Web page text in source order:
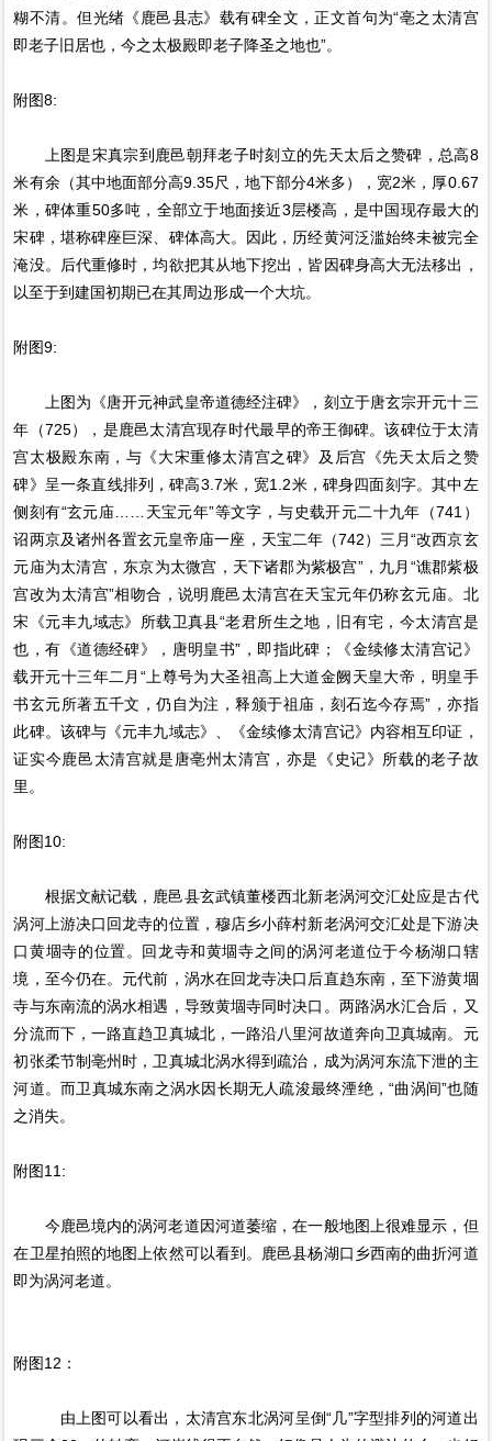
糊不清。但光绪《鹿邑县志》载有碑全文，正文首句为“亳之太清宫
即老子旧居也，今之太极殿即老子降圣之地也”。
附图8:
上图是宋真宗到鹿邑朝拜老子时刻立的先天太后之赞碑，总高8
米有余（其中地面部分高9.35尺，地下部分4米多），宽2米，厚0.67
米，碑体重50多吨，全部立于地面接近3层楼高，是中国现存最大的
宋碑，堪称碑座巨深、碑体高大。因此，历经黄河泛滥始终未被完全
淹没。后代重修时，均欲把其从地下挖出，皆因碑身高大无法移出，
以至于到建国初期已在其周边形成一个大坑。
附图9:
上图为《唐开元神武皇帝道德经注碑》，刻立于唐玄宗开元十三
年（725），是鹿邑太清宫现存时代最早的帝王御碑。该碑位于太清
宫太极殿东南，与《大宋重修太清宫之碑》及后宫《先天太后之赞
碑》呈一条直线排列，碑高3.7米，宽1.2米，碑身四面刻字。其中左
侧刻有“玄元庙……天宝元年”等文字，与史载开元二十九年（741）
诏两京及诸州各置玄元皇帝庙一座，天宝二年（742）三月“改西京玄
元庙为太清宫，东京为太微宫，天下诸郡为紫极宫”，九月“谯郡紫极
宫改为太清宫”相吻合，说明鹿邑太清宫在天宝元年仍称玄元庙。北
宋《元丰九域志》所载卫真县“老君所生之地，旧有宅，今太清宫是
也，有《道德经碑》，唐明皇书”，即指此碑；《金续修太清宫记》
载开元十三年二月“上尊号为大圣祖高上大道金阙天皇大帝，明皇手
书玄元所著五千文，仍自为注，释颁于祖庙，刻石迄今存焉”，亦指
此碑。该碑与《元丰九域志》、《金续修太清宫记》内容相互印证，
证实今鹿邑太清宫就是唐亳州太清宫，亦是《史记》所载的老子故
里。
附图10:
根据文献记载，鹿邑县玄武镇董楼西北新老涡河交汇处应是古代
涡河上游决口回龙寺的位置，穆店乡小薛村新老涡河交汇处是下游决
口黄堌寺的位置。回龙寺和黄堌寺之间的涡河老道位于今杨湖口辖
境，至今仍在。元代前，涡水在回龙寺决口后直趋东南，至下游黄堌
寺与东南流的涡水相遇，导致黄堌寺同时决口。两路涡水汇合后，又
分流而下，一路直趋卫真城北，一路沿八里河故道奔向卫真城南。元
初张柔节制亳州时，卫真城北涡水得到疏治，成为涡河东流下泄的主
河道。而卫真城东南之涡水因长期无人疏浚最终湮绝，“曲涡间”也随
之消失。
附图11:
今鹿邑境内的涡河老道因河道萎缩，在一般地图上很难显示，但
在卫星拍照的地图上依然可以看到。鹿邑县杨湖口乡西南的曲折河道
即为涡河老道。
附图12：
由上图可以看出，太清宫东北涡河呈倒“几”字型排列的河道出